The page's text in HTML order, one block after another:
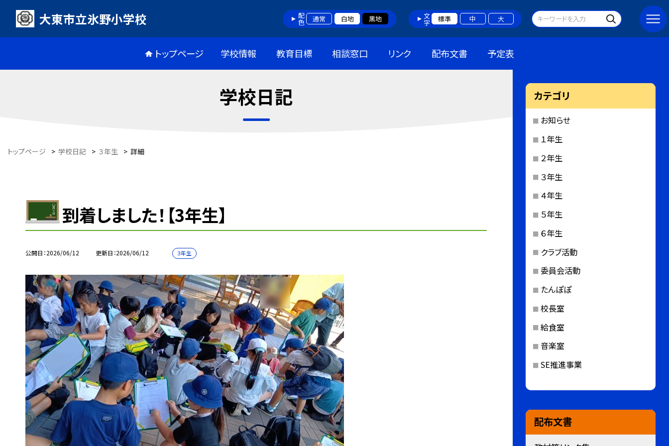
大東市立氷野小学校 配色 通常 白地 黒地 文字 標準 中 大
トップページ 学校情報 教育目標 相談窓口 リンク 配布文書 予定表
学校日記
トップページ > 学校日記 > ３年生 > 詳細
到着しました！【3年生】
公開日 2026/06/12 更新日 2026/06/12 ３年生
カテゴリ
お知らせ
１年生
２年生
３年生
４年生
５年生
６年生
クラブ活動
委員会活動
たんぽぽ
校長室
給食室
音楽室
SE推進事業
配布文書